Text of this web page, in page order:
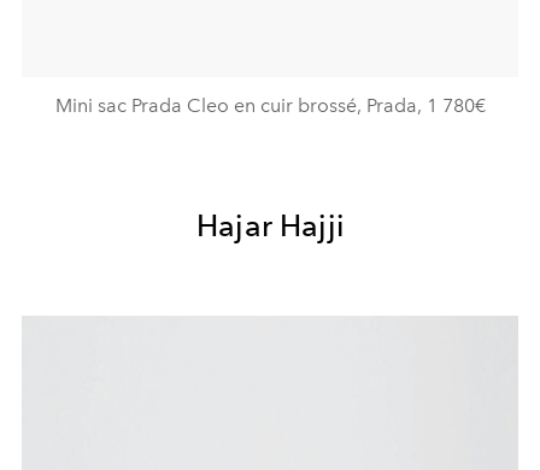
Mini sac Prada Cleo en cuir brossé, Prada, 1 780€
Hajar Hajji